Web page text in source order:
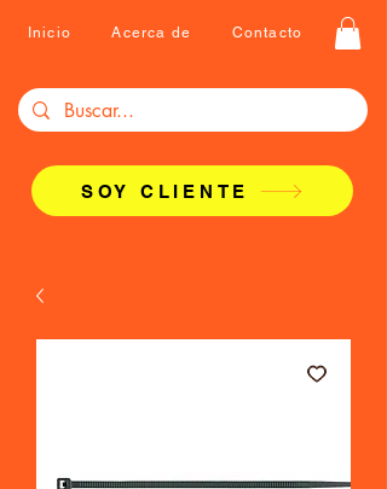
Inicio Acerca de Contacto
SOY CLIENTE